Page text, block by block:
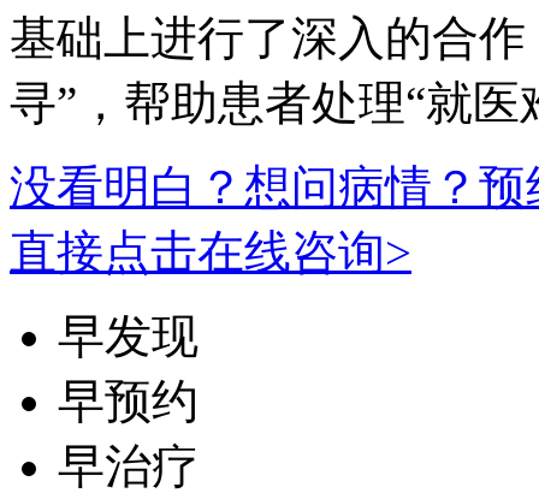
基础上进行了深入的合
寻”，帮助患者处理“就
没看明白？想问病情？
直接点击在线咨询>
早发现
早预约
早治疗